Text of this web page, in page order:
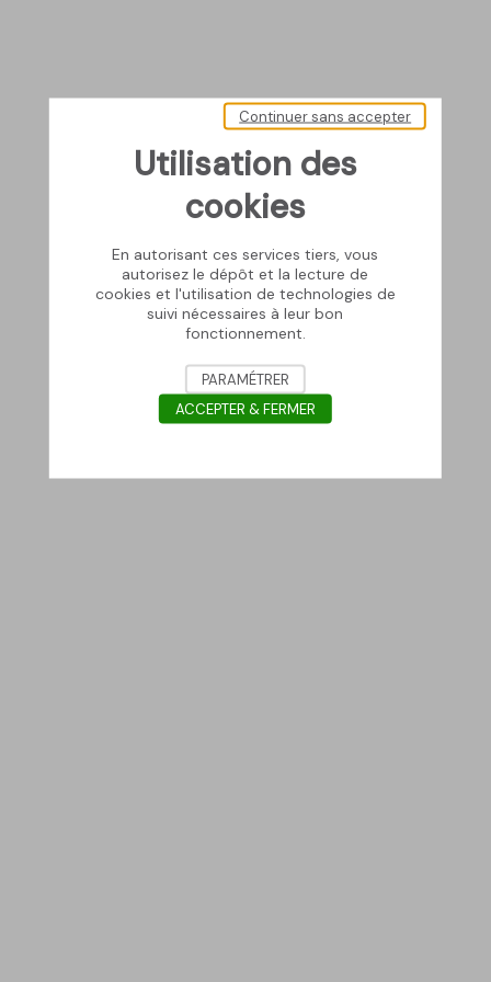
Utilisation des
cookies
En autorisant ces services tiers, vous
autorisez le dépôt et la lecture de
cookies et l'utilisation de technologies de
suivi nécessaires à leur bon
fonctionnement.
Continuer sans accepter
PARAMÉTRER
ACCEPTER & FERMER